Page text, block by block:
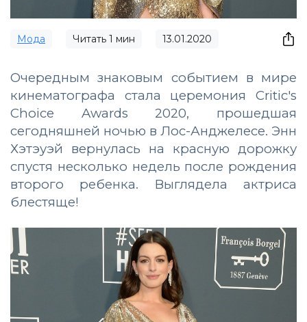
Мода Читать 1 мин 13.01.2020
Очередным знаковым событием в мире
кинематографа стала церемония Critic's
Choice Awards 2020, прошедшая
сегодняшней ночью в Лос-Анджелесе. Энн
Хэтэуэй вернулась на красную дорожку
спустя несколько недель после рождения
второго ребенка. Выглядела актриса
блестяще!